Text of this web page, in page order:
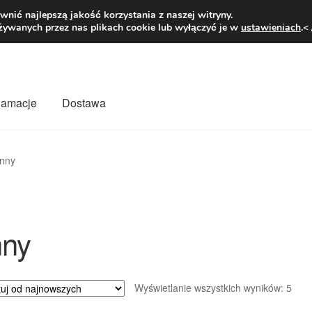
zł
Dostawa
Wyświetlanie wszystkich wyników: 5
najlepszą jakość korzystania z naszej witryny.
przez nas plikach cookie lub wyłączyć je w ustawieniach.<